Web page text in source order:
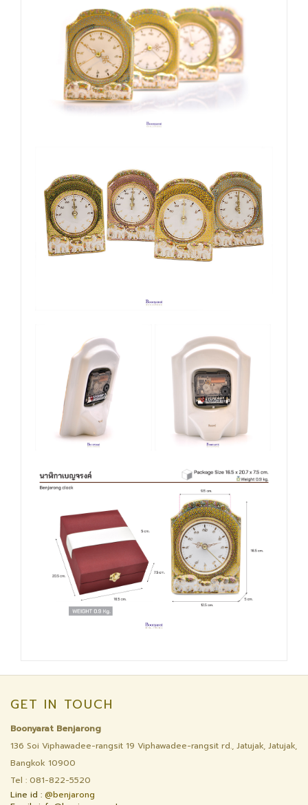
GET IN TOUCH
Boonyarat Benjarong
136 Soi Viphawadee-rangsit 19 Viphawadee-rangsit rd., Jatujak, Jatujak,
Bangkok 10900
Tel : 081-822-5520
Line id : @benjarong